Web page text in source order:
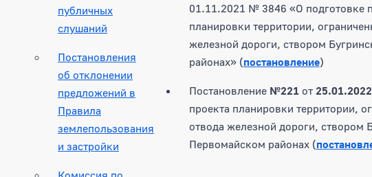
публичных
слушаний
Постановления
об отклонении
предложений в
Правила
землепользования
и застройки
01.11.2021 № 3846 «О подготовке
планировки территории,
железной дороги, створом
районах» (постановление)
Постановление №221от 25.01.2022
проекта планировки территории,
отвода железной дороги, створом
Первомайском районах (